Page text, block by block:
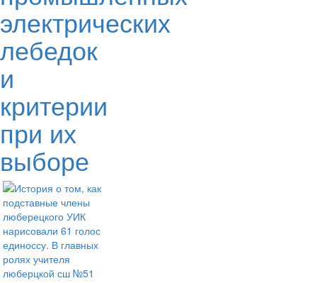
электрических
лебедок
и
критерии
при их
выборе